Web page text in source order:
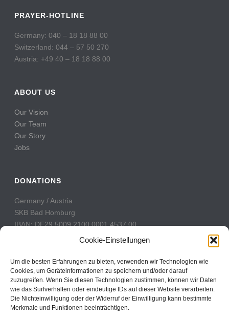
Cookie-Einstellungen
Um die besten Erfahrungen zu bieten, verwenden wir Technologien wie
Cookies, um Geräteinformationen zu speichern und/oder darauf
zuzugreifen. Wenn Sie diesen Technologien zustimmen, können wir Daten
wie das Surfverhalten oder eindeutige IDs auf dieser Website verarbeiten.
Die Nichteinwilligung oder der Widerruf der Einwilligung kann bestimmte
Merkmale und Funktionen beeinträchtigen.
PRAYER-HOTLINE
Germany: 040 – 18 18 88 00
Switzerland: 044 – 57 50 270
Austria: +49 40 – 18 18 88 00
ABOUT US
Our Vision
Our Team
Our Story
Jobs
DONATIONS
Germany / Austria
SKB Bad Homburg
IBAN: DE29 5009 2100 0001 4537 00
BIC: GENODE51BH2
Switzerland
PostFinance
Konto: 60-742493-7
IBAN: CH31 0900 0000 6074 2493 7
BIC: POFICHBEXXX